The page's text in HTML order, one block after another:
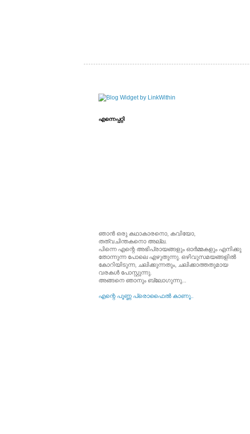
എന്നെപ്പറ്റി
ഞാന്‍ ഒരു കഥാകാരനൊ, കവിയോ,
തത്വചിന്തകനൊ അല്ല.
പിന്നെ എന്റെ അഭിപ്രായങ്ങളും ഓര്‍മ്മകളും എനിക്കു
തോന്നുന്ന പോലെ എഴുതുന്നു. ഒഴിവുസമയങ്ങളില്‍
കോറിയിടുന്ന, ചലിക്കുന്നതും, ചലിക്കാത്തതുമായ
വരകള്‍ പോസ്റ്റുന്നു.
അങ്ങനെ ഞാനും ബ്ലോഗുന്നു...
എന്റെ പൂ‍ണ്ണ പ്രൊഫൈല്‍ കാണൂ..